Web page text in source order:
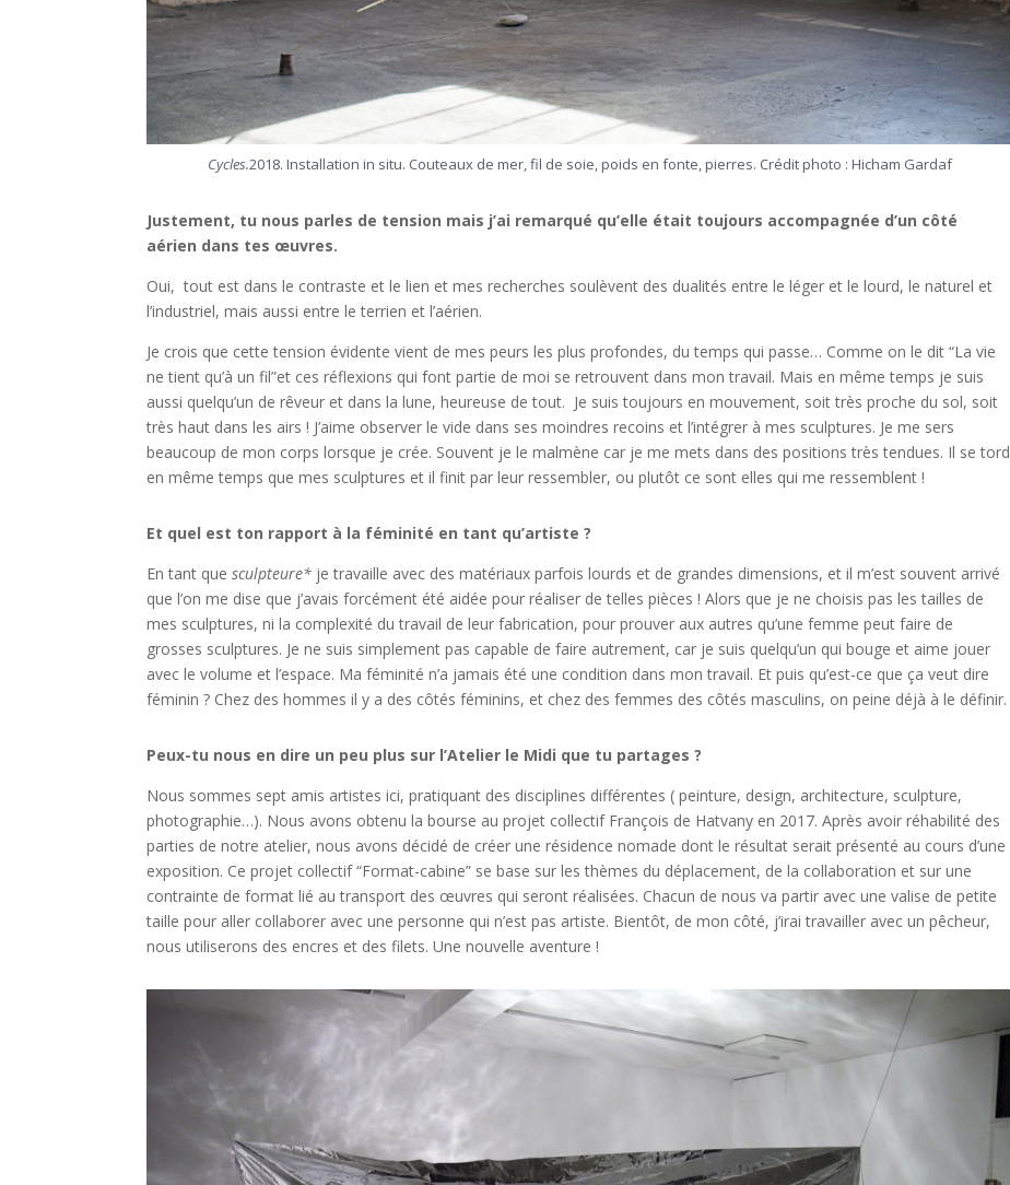
Cycles.2018. Installation in situ. Couteaux de mer, fil de soie, poids en fonte, pierres. Crédit photo : Hicham Gardaf
Justement, tu nous parles de tension mais j’ai remarqué qu’elle était toujours accompagnée d’un côté
aérien dans tes œuvres.
Oui, tout est dans le contraste et le lien et mes recherches soulèvent des dualités entre le léger et le lourd, le naturel et
l’industriel, mais aussi entre le terrien et l’aérien.
Je crois que cette tension évidente vient de mes peurs les plus profondes, du temps qui passe… Comme on le dit “La vie
ne tient qu’à un fil”et ces réflexions qui font partie de moi se retrouvent dans mon travail. Mais en même temps je suis
aussi quelqu’un de rêveur et dans la lune, heureuse de tout. Je suis toujours en mouvement, soit très proche du sol, soit
très haut dans les airs ! J’aime observer le vide dans ses moindres recoins et l’intégrer à mes sculptures. Je me sers
beaucoup de mon corps lorsque je crée. Souvent je le malmène car je me mets dans des positions très tendues. Il se tord
en même temps que mes sculptures et il finit par leur ressembler, ou plutôt ce sont elles qui me ressemblent !
Et quel est ton rapport à la féminité en tant qu’artiste ?
En tant quesculpteure* je travaille avec des matériaux parfois lourds et de grandes dimensions, et il m’est souvent arrivé
que l’on me dise que j’avais forcément été aidée pour réaliser de telles pièces ! Alors que je ne choisis pas les tailles de
mes sculptures, ni la complexité du travail de leur fabrication, pour prouver aux autres qu’une femme peut faire de
grosses sculptures. Je ne suis simplement pas capable de faire autrement, car je suis quelqu’un qui bouge et aime jouer
avec le volume et l’espace. Ma féminité n’a jamais été une condition dans mon travail. Et puis qu’est-ce que ça veut dire
féminin ? Chez des hommes il y a des côtés féminins, et chez des femmes des côtés masculins, on peine déjà à le définir.
Peux-tu nous en dire un peu plus sur l’Atelier le Midi que tu partages ?
Nous sommes sept amis artistes ici, pratiquant des disciplines différentes ( peinture, design, architecture, sculpture,
photographie…). Nous avons obtenu la bourse au projet collectif François de Hatvany en 2017. Après avoir réhabilité des
parties de notre atelier, nous avons décidé de créer une résidence nomade dont le résultat serait présenté au cours d’une
exposition. Ce projet collectif “Format-cabine” se base sur les thèmes du déplacement, de la collaboration et sur une
contrainte de format lié au transport des œuvres qui seront réalisées. Chacun de nous va partir avec une valise de petite
taille pour aller collaborer avec une personne qui n’est pas artiste. Bientôt, de mon côté, j’irai travailler avec un pêcheur,
nous utiliserons des encres et des filets. Une nouvelle aventure !